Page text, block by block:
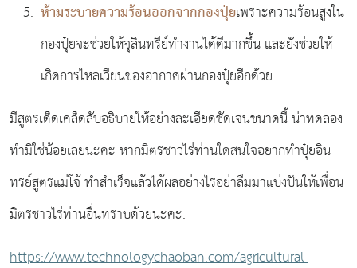
ห้ามระบายความร้อนออกจากกองปุ๋ยเพราะความร้อนสูงใน
กองปุ๋ยจะช่วยให้จุลินทรีย์ทํางานได้ดีมากขึ้น และยังช่วยให้
เกิดการไหลเวียนของอากาศผ่านกองปุ๋ยอีกด้วย
มีสูตรเด็ดเคล็ดลับอธิบายให้อย่างละเอียดชัดเจนขนาดนี้ น่าทดลอง
ทำมิใช่น้อยเลยนะคะ หากมิตรชาวไร่ท่านใดสนใจอยากทำปุ๋ยอิน
ทรย์สูตรแม่โจ้ ทำสำเร็จแล้วได้ผลอย่างไรอย่าลืมมาแบ่งปันให้เพื่อน
มิตรชาวไร่ท่านอื่นทราบด้วยนะคะ.
https://www.technologychaoban.com/agricultural-